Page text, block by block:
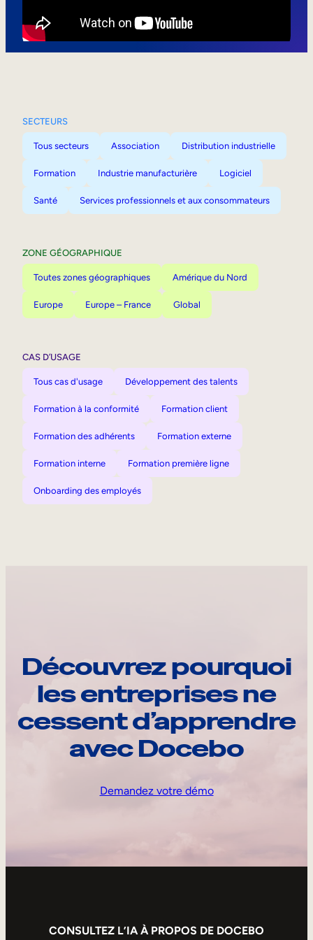
SECTEURS
Tous secteurs Association Distribution industrielle
Formation Industrie manufacturière Logiciel
Santé Services professionnels et aux consommateurs
ZONE GÉOGRAPHIQUE
Toutes zones géographiques Amérique du Nord
Europe Europe – France Global
CAS D’USAGE
Tous cas d'usage Développement des talents
Formation à la conformité Formation client
Formation des adhérents Formation externe
Formation interne Formation première ligne
Onboarding des employés
Découvrez pourquoi
les entreprises ne
cessent d’apprendre
avec Docebo
Demandez votre démo
CONSULTEZ L’IA À PROPOS DE DOCEBO